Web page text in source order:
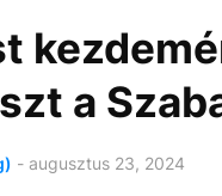
a
- augusztus 23, 2024